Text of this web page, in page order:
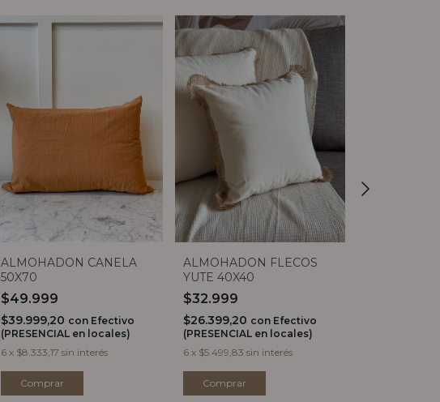
ALMOHADON CANELA
50X70
$49.999
$39.999,20 con Efectivo
(PRESENCIAL en locales)
6 x $8.333,17 sin interés
Comprar
ALMOHADON FLECOS
YUTE 40X40
$32.999
$26.399,20 con Efectivo
(PRESENCIAL en locales)
6 x $5.499,83 sin interés
Comprar